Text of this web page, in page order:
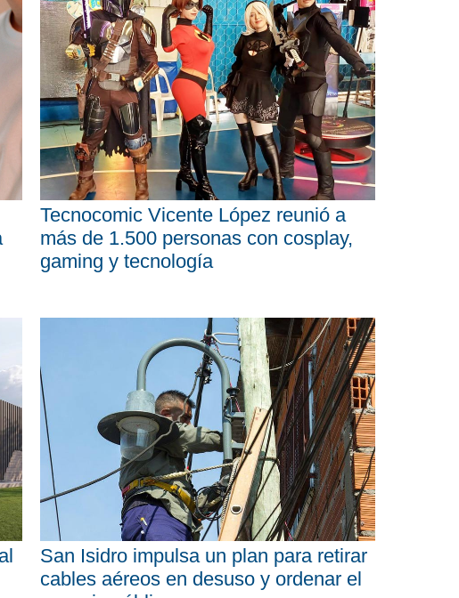
Tecnocomic Vicente López reunió a
más de 1.500 personas con cosplay,
gaming y tecnología
San Isidro impulsa un plan para retirar
cables aéreos en desuso y ordenar el